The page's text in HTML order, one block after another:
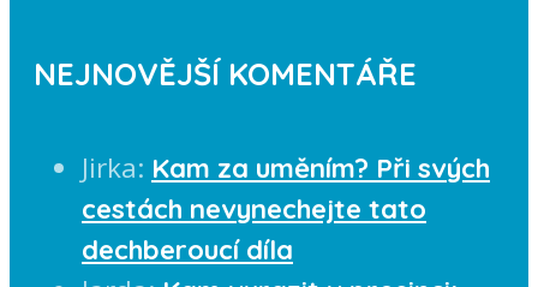
NEJNOVĚJŠÍ KOMENTÁŘE
Jirka: Kam za uměním? Při svých
cestách nevynechejte tato
dechberoucí díla